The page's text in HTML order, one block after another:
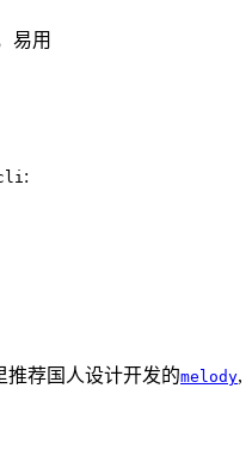
易用
:
推荐国人设计开发的melody,